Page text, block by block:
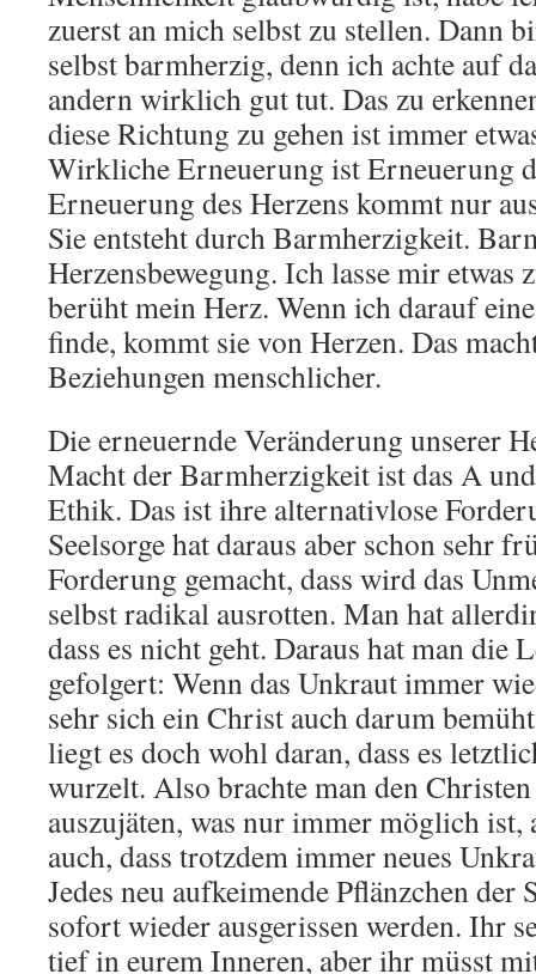
zuerst an mich selbst zu stellen. Dann
selbst barmherzig, denn ich achte auf
andern wirklich gut tut. Das zu
diese Richtung zu gehen ist immer
Wirkliche Erneuerung ist Erneuerung
Erneuerung des Herzens kommt nur
Sie entsteht durch Barmherzigkeit.
Herzensbewegung. Ich lasse mir etwas
berüht mein Herz. Wenn ich darauf
finde, kommt sie von Herzen. Das
Beziehungen menschlicher.
Die erneuernde Veränderung unserer
Macht der Barmherzigkeit ist das A
Ethik. Das ist ihre alternativlose
Seelsorge hat daraus aber schon sehr
Forderung gemacht, dass wird das
selbst radikal ausrotten. Man hat
dass es nicht geht. Daraus hat man die
gefolgert: Wenn das Unkraut immer
sehr sich ein Christ auch darum
liegt es doch wohl daran, dass es
wurzelt. Also brachte man den
auszujäten, was nur immer möglich ist,
auch, dass trotzdem immer neues
Jedes neu aufkeimende Pflänzchen der
sofort wieder ausgerissen werden. Ihr
tief in eurem Inneren, aber ihr müsst